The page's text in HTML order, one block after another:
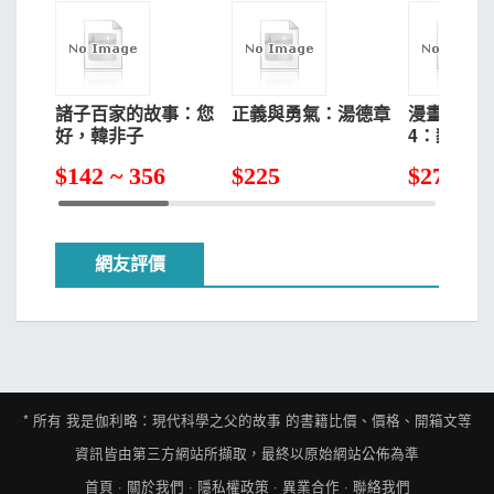
諸子百家的故事：您
好，韓非子
$142 ~ 356
正義與勇氣：湯德章
$225
漫畫版世
4：毅力
得主、物
主）【燙
$277
網友評價
* 所有 我是伽利略：現代科學之父的故事 的書籍比價、價格、開箱文等
資訊皆由第三方網站所擷取，最終以原始網站公佈為準
首頁 · 關於我們 · 隱私權政策 · 異業合作 · 聯絡我們